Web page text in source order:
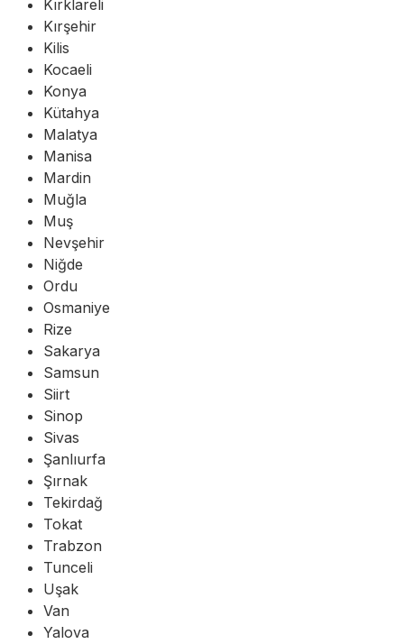
Kırklareli
Kırşehir
Kilis
Kocaeli
Konya
Kütahya
Malatya
Manisa
Mardin
Muğla
Muş
Nevşehir
Niğde
Ordu
Osmaniye
Rize
Sakarya
Samsun
Siirt
Sinop
Sivas
Şanlıurfa
Şırnak
Tekirdağ
Tokat
Trabzon
Tunceli
Uşak
Van
Yalova